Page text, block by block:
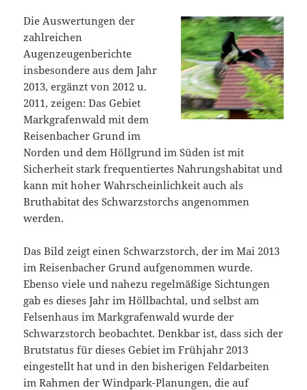
Die Auswertungen der
zahlreichen
Augenzeugenberichte
insbesondere aus dem Jahr
2013, ergänzt von 2012 u.
2011, zeigen: Das Gebiet
Markgrafenwald mit dem
Reisenbacher Grund im
Norden und dem Höllgrund im Süden ist mit
Sicherheit stark frequentiertes Nahrungshabitat und
kann mit hoher Wahrscheinlichkeit auch als
Bruthabitat des Schwarzstorchs angenommen
werden.
Das Bild zeigt einen Schwarzstorch, der im Mai 2013
im Reisenbacher Grund aufgenommen wurde.
Ebenso viele und nahezu regelmäßige Sichtungen
gab es dieses Jahr im Höllbachtal, und selbst am
Felsenhaus im Markgrafenwald wurde der
Schwarzstorch beobachtet. Denkbar ist, dass sich der
Brutstatus für dieses Gebiet im Frühjahr 2013
eingestellt hat und in den bisherigen Feldarbeiten
im Rahmen der Windpark-Planungen, die auf